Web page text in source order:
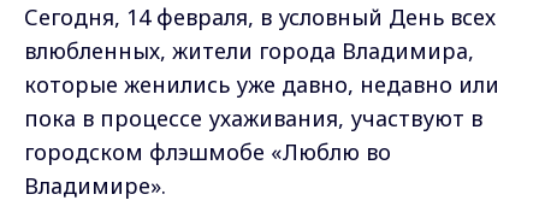
Сегодня, 14 февраля, в условный День всех
влюбленных, жители города Владимира,
которые женились уже давно, недавно или
пока в процессе ухаживания, участвуют в
городском флэшмобе «Люблю во
Владимире».